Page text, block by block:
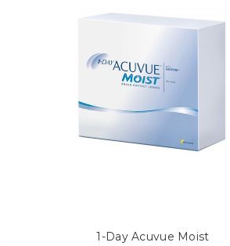
1-Day Acuvue Moist